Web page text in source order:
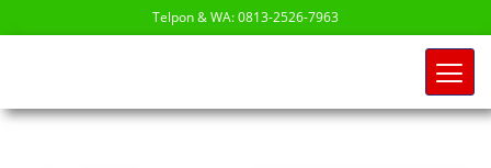
Telpon & WA: 0813-2526-7963